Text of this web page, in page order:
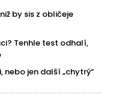
by sis z obličeje
Tenhle test odhalí,
jen další „chytrý“